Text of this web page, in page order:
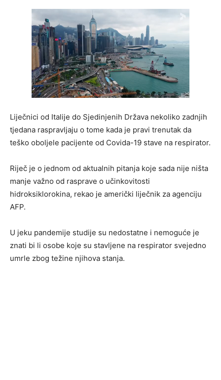
Liječnici od Italije do Sjedinjenih Država nekoliko zadnjih
tjedana raspravljaju o tome kada je pravi trenutak da
teško oboljele pacijente od Covida-19 stave na respirator.
Riječ je o jednom od aktualnih pitanja koje sada nije ništa
manje važno od rasprave o učinkovitosti
hidroksiklorokina, rekao je američki liječnik za agenciju
AFP.
U jeku pandemije studije su nedostatne i nemoguće je
znati bi li osobe koje su stavljene na respirator svejedno
umrle zbog težine njihova stanja.